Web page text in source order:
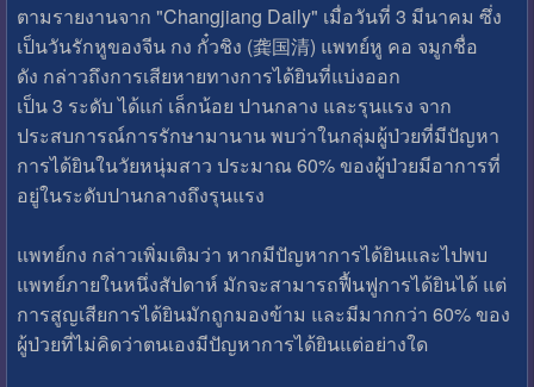
ตามรายงานจาก "Changjiang Daily" เมื่อวันที่ 3 มีนาคม ซึ่ง
เป็นวันรักหูของจีน กง กั๋วชิง (龚国清) แพทย์หู คอ จมูกชื่อ
ดัง กล่าวถึงการเสียหายทางการได้ยินที่แบ่งออก
เป็น 3 ระดับ ได้แก่ เล็กน้อย ปานกลาง และรุนแรง จาก
ประสบการณ์การรักษามานาน พบว่าในกลุ่มผู้ป่วยที่มีปัญหา
การได้ยินในวัยหนุ่มสาว ประมาณ 60% ของผู้ป่วยมีอาการที่
อยู่ในระดับปานกลางถึงรุนแรง
แพทย์กง กล่าวเพิ่มเติมว่า หากมีปัญหาการได้ยินและไปพบ
แพทย์ภายในหนึ่งสัปดาห์ มักจะสามารถฟื้นฟูการได้ยินได้ แต่
การสูญเสียการได้ยินมักถูกมองข้าม และมีมากกว่า 60% ของ
ผู้ป่วยที่ไม่คิดว่าตนเองมีปัญหาการได้ยินแต่อย่างใด